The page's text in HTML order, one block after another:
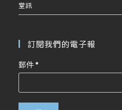
堂訊
訂閱我們的電子報
郵件*